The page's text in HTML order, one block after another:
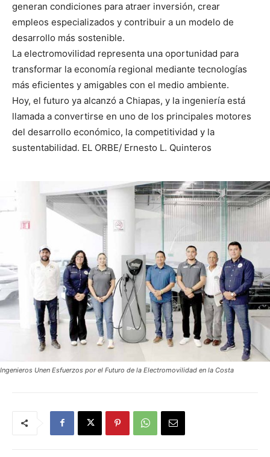
generan condiciones para atraer inversión, crear
empleos especializados y contribuir a un modelo de
desarrollo más sostenible.
La electromovilidad representa una oportunidad para
transformar la economía regional mediante tecnologías
más eficientes y amigables con el medio ambiente.
Hoy, el futuro ya alcanzó a Chiapas, y la ingeniería está
llamada a convertirse en uno de los principales motores
del desarrollo económico, la competitividad y la
sustentabilidad. EL ORBE/ Ernesto L. Quinteros
Ingenieros Unen Esfuerzos por el Futuro de la Electromovilidad en la Costa